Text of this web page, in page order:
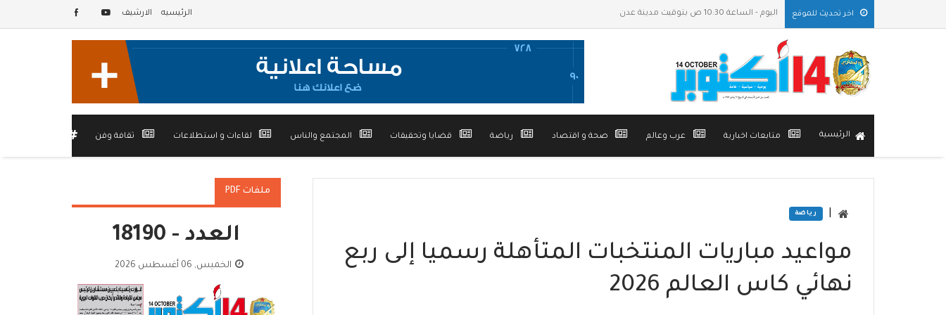
اخر تحديث للموقع اليوم - الساعة 10:30 ص بتوقيت مدينة عدن الرئيسيه الارشيف
الرئيسية متابعات اخبارية عرب وعالم صحة و اقتصاد رياضة قضايا وتحقيقات المجتمع والناس لقاءات و استطلاعات ثقافة وفن
رياضة
مواعيد مباريات المنتخبات المتأهلة رسميا إلى ربع
نهائي كاس العالم 2026
ملفات PDF
العدد - 18190
الخميس, 06 أغسطس 2026